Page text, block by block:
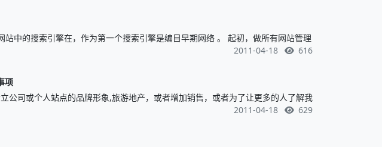
中的搜索引擎在，作为第一个搜索引擎是编目早期网络 。 起初，做所有网站管理
616
2011-04-18
项
公司或个人站点的品牌形象,旅游地产，或者增加销售，或者为了让更多的人了解我
629
2011-04-18